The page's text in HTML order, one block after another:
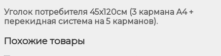
Уголок потребителя 45х120см (3 кармана А4 +
перекидная система на 5 карманов).
Похожие товары